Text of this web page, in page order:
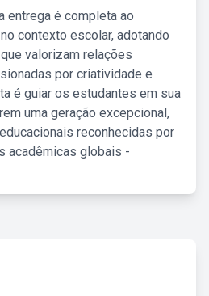
entrega é completa ao
contexto escolar, adotando
valorizam relações
por criatividade e
é guiar os estudantes em sua
uma geração excepcional,
reconhecidas por
acadêmicas globais -